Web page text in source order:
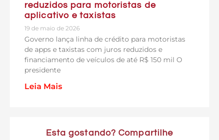
reduzidos para motoristas de
aplicativo e taxistas
19 de maio de 2026
Governo lança linha de crédito para motoristas
de apps e taxistas com juros reduzidos e
financiamento de veículos de até R$ 150 mil O
presidente
Leia Mais
Esta gostando? Compartilhe